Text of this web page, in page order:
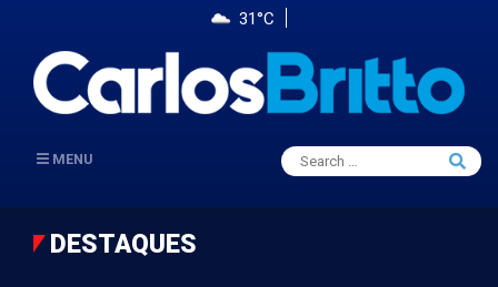
31°C
MENU
Search
for:
Search
DESTAQUES